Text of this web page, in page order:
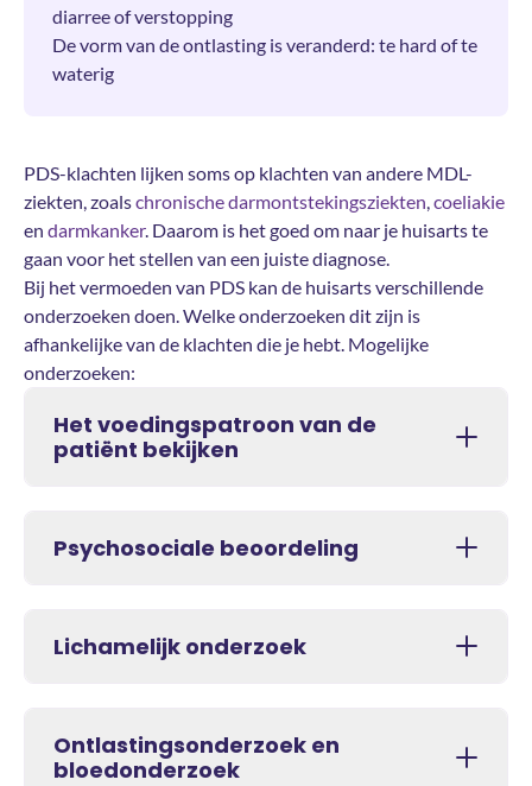
diarree of verstopping
De vorm van de ontlasting is veranderd: te hard of te
waterig
PDS-klachten lijken soms op klachten van andere MDL-
ziekten, zoalschronische darmontstekingsziekten,coeliakie
en darmkanker. Daarom is het goed om naar je huisarts te
gaan voor het stellen van een juiste diagnose.
Bij het vermoeden van PDS kan de huisarts verschillende
onderzoeken doen. Welke onderzoeken dit zijn is
afhankelijke van de klachten die je hebt. Mogelijke
onderzoeken:
Het voedingspatroon van de
patiënt bekijken
Psychosociale beoordeling
Lichamelijk onderzoek
Ontlastingsonderzoek en
bloedonderzoek